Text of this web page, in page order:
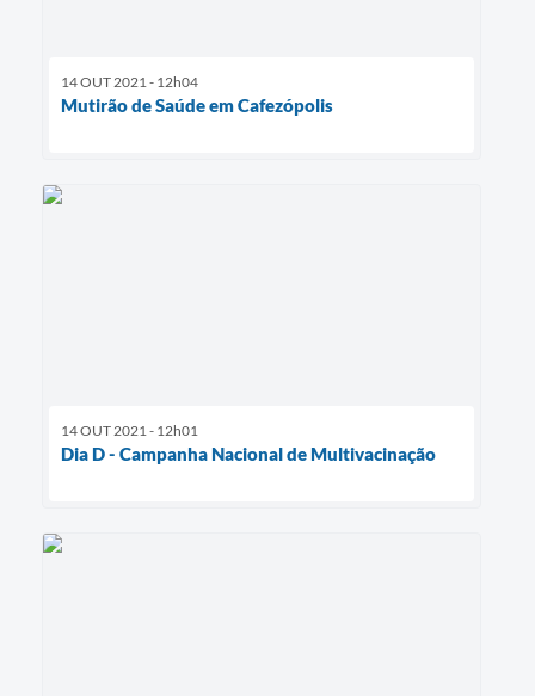
14 OUT 2021 - 12h04
Mutirão de Saúde em Cafezópolis
14 OUT 2021 - 12h01
Dia D - Campanha Nacional de Multivacinação